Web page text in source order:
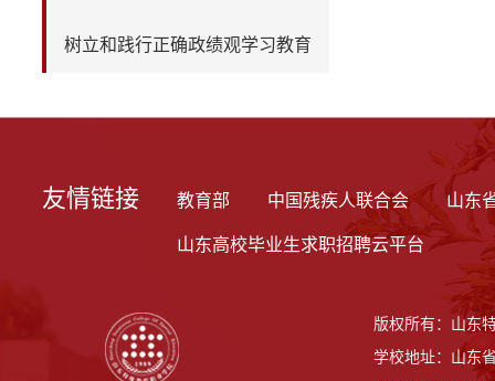
树立和践行正确政绩观学习教育
友情链接 教育部 中国残疾人联合会 山东
山东高校毕业生求职招聘云平台
版权所有：山
学校地址：山东